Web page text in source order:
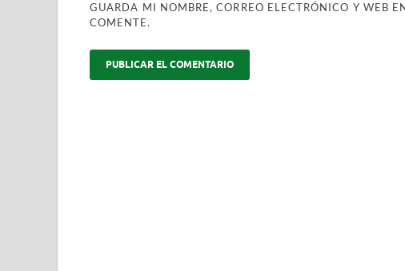
GUARDA MI NOMBRE, CORREO ELECTRÓNICO Y WEB
COMENTE.